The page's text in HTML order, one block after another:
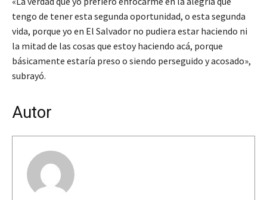
tengo de tener esta segunda oportunidad, o esta segunda
vida, porque yo en El Salvador no pudiera estar haciendo ni
la mitad de las cosas que estoy haciendo acá, porque
básicamente estaría preso o siendo perseguido y acosado»,
subrayó.
Autor